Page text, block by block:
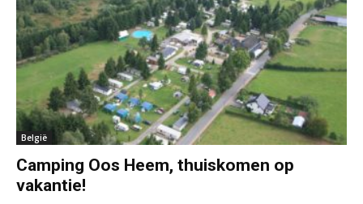
België
Camping Oos Heem, thuiskomen op
vakantie!